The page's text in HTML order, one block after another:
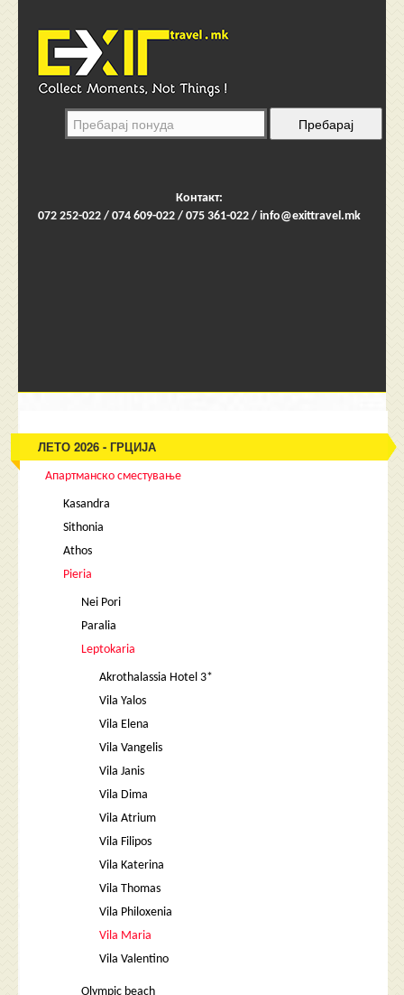
Контакт:
072 252-022 / 074 609-022 / 075 361-022 / info@exittravel.mk
ЛЕТО 2026 - ГРЦИЈА
Апартманско сместување
Kasandra
Sithonia
Athos
Pieria
Nei Pori
Paralia
Leptokaria
Akrothalassia Hotel 3*
Vila Yalos
Vila Elena
Vila Vangelis
Vila Janis
Vila Dima
Vila Atrium
Vila Filipos
Vila Katerina
Vila Thomas
Vila Philoxenia
Vila Maria
Vila Valentino
Olympic beach